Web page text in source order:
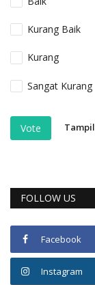
Kurang Baik
Kurang
Sangat Kurang
Vote
FOLLOW US
Facebook
Instagram